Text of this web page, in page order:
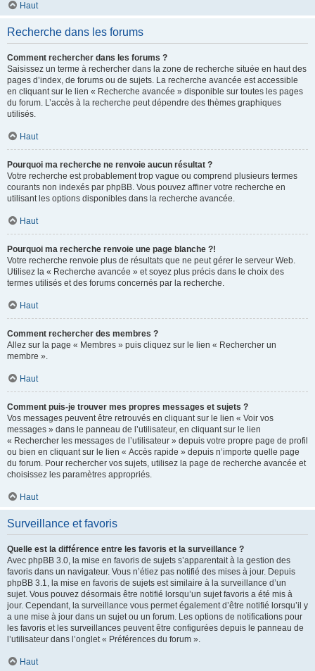
Haut
Recherche dans les forums
Comment rechercher dans les forums ?
Saisissez un terme à rechercher dans la zone de recherche située en haut des
pages d’index, de forums ou de sujets. La recherche avancée est accessible
en cliquant sur le lien « Recherche avancée » disponible sur toutes les pages
du forum. L’accès à la recherche peut dépendre des thèmes graphiques
utilisés.
Haut
Pourquoi ma recherche ne renvoie aucun résultat ?
Votre recherche est probablement trop vague ou comprend plusieurs termes
courants non indexés par phpBB. Vous pouvez affiner votre recherche en
utilisant les options disponibles dans la recherche avancée.
Haut
Pourquoi ma recherche renvoie une page blanche ?!
Votre recherche renvoie plus de résultats que ne peut gérer le serveur Web.
Utilisez la « Recherche avancée » et soyez plus précis dans le choix des
termes utilisés et des forums concernés par la recherche.
Haut
Comment rechercher des membres ?
Allez sur la page « Membres » puis cliquez sur le lien « Rechercher un
membre ».
Haut
Comment puis-je trouver mes propres messages et sujets ?
Vos messages peuvent être retrouvés en cliquant sur le lien « Voir vos
messages » dans le panneau de l’utilisateur, en cliquant sur le lien
« Rechercher les messages de l’utilisateur » depuis votre propre page de profil
ou bien en cliquant sur le lien « Accès rapide » depuis n’importe quelle page
du forum. Pour rechercher vos sujets, utilisez la page de recherche avancée et
choisissez les paramètres appropriés.
Haut
Surveillance et favoris
Quelle est la différence entre les favoris et la surveillance ?
Avec phpBB 3.0, la mise en favoris de sujets s’apparentait à la gestion des
favoris dans un navigateur. Vous n’étiez pas notifié des mises à jour. Depuis
phpBB 3.1, la mise en favoris de sujets est similaire à la surveillance d’un
sujet. Vous pouvez désormais être notifié lorsqu’un sujet favoris a été mis à
jour. Cependant, la surveillance vous permet également d’être notifié lorsqu’il y
a une mise à jour dans un sujet ou un forum. Les options de notifications pour
les favoris et les surveillances peuvent être configurées depuis le panneau de
l’utilisateur dans l’onglet « Préférences du forum ».
Haut